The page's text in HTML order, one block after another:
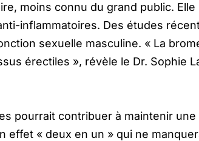
moins connu du grand public.
inflammatoires. Des études
sexuelle masculine. « La
érectiles », révèle le Dr. Sophie
pourrait contribuer à maintenir
« deux en un » qui ne